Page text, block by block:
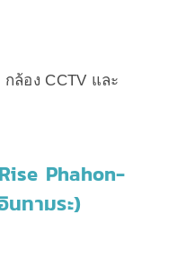
ล้อง CCTV และ
Phahon-
ทามระ)